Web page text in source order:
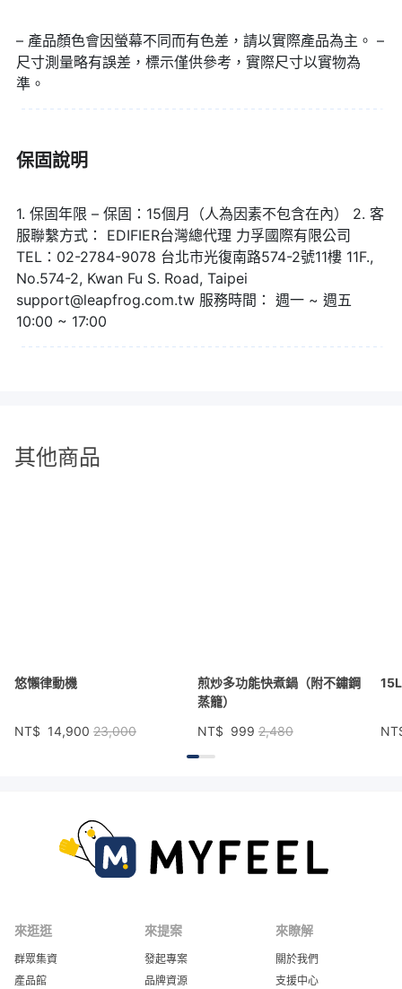
▌多種方式連接，想在哪裡用都沒問
題！
5.0、光纖、USB，更增加了多種地方使用的可能性！
– 產品顏色會因螢幕不同而有色差，請以實際產品為主。 –
尺寸測量略有誤差，標示僅供參考，實際尺寸以實物為
準。
保固說明
1. 保固年限 – 保固：15個月（人為因素不包含在內） 2. 客
服聯繫方式： EDIFIER台灣總代理 力孚國際有限公司
TEL：02-2784-9078 台北市光復南路574-2號11樓 11F.,
No.574-2, Kwan Fu S. Road, Taipei
support@leapfrog.com.tw 服務時間： 週一 ~ 週五
10:00 ~ 17:00
其他商品
悠懶律動機
NT$ 14,900 23,000
煎炒多功能快煮鍋（附不鏽鋼
蒸籠）
NT$ 999 2,480
來逛逛
群眾集資
產品館
來提案
發起專案
品牌資源
來瞭解
關於我們
支援中心